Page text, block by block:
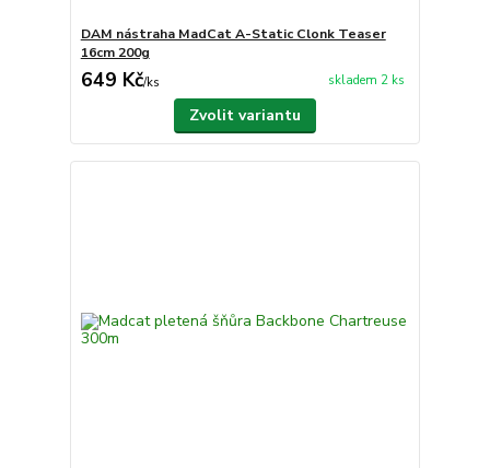
DAM nástraha MadCat A-Static Clonk Teaser
16cm 200g
649 Kč/ks skladem 2 ks
Zvolit variantu